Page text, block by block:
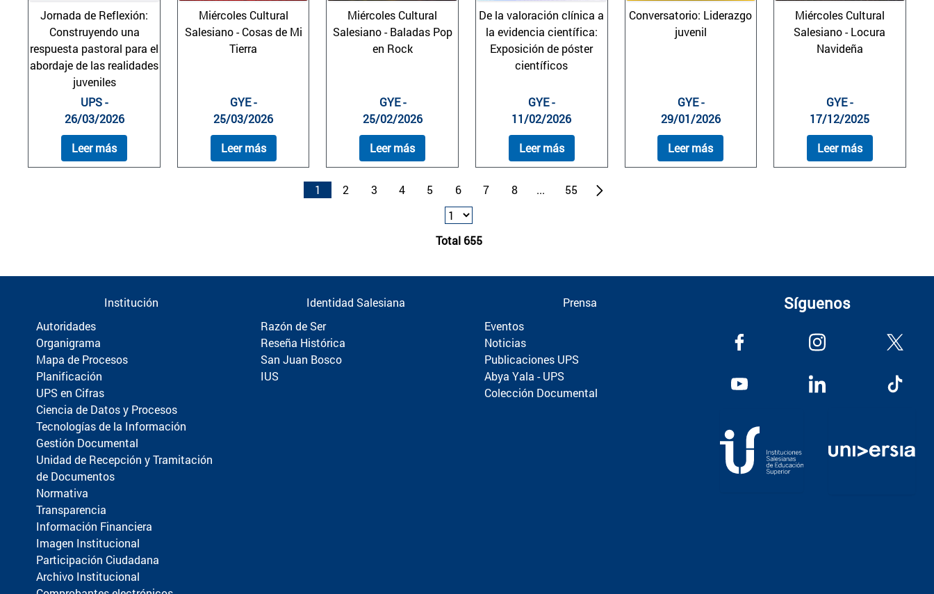
Jornada de Reflexión:
Construyendo una
respuesta pastoral para el
abordaje de las realidades
juveniles
UPS -
26/03/2026
Leer más
Miércoles Cultural
Salesiano - Cosas de Mi
Tierra
GYE -
25/03/2026
Leer más
Miércoles Cultural
Salesiano - Baladas Pop
en Rock
GYE -
25/02/2026
Leer más
De la valoración clínica a
la evidencia científica:
Exposición de póster
científicos
GYE -
11/02/2026
Leer más
Conversatorio: Liderazgo
juvenil
GYE -
29/01/2026
Leer más
Miércoles Cultural
Salesiano - Locura
Navideña
GYE -
17/12/2025
Leer más
1 2 3 4 5 6 7 8 ... 55
Total 655
Institución
Autoridades
Organigrama
Mapa de Procesos
Planificación
UPS en Cifras
Ciencia de Datos y Procesos
Tecnologías de la Información
Gestión Documental
Unidad de Recepción y Tramitación
de Documentos
Normativa
Transparencia
Información Financiera
Imagen Institucional
Participación Ciudadana
Archivo Institucional
Identidad Salesiana
Razón de Ser
Reseña Histórica
San Juan Bosco
IUS
Prensa
Eventos
Noticias
Publicaciones UPS
Abya Yala - UPS
Colección Documental
Síguenos